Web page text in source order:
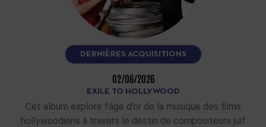
DERNIÈRES ACQUISITIONS
02/06/2026
EXILE TO HOLLYWOOD
Cet album explore l’âge d’or de la musique des films
hollywoodiens à travers le destin de compositeurs juif